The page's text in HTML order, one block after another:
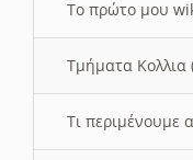
Το πρώτο μου
Τμήματα
Τι περιμένουμε